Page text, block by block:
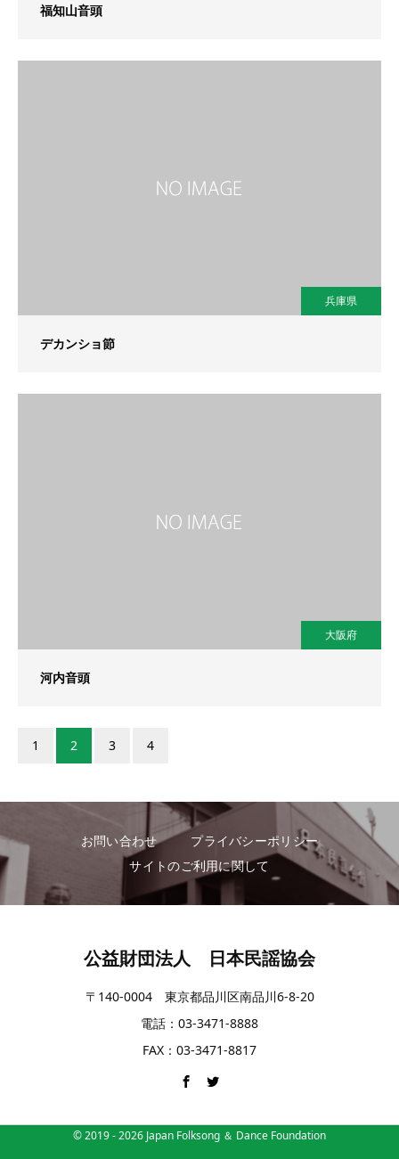
福知山音頭
兵庫県
デカンショ節
大阪府
河内音頭
1 2 3 4
お問い合わせ
プライバシーポリシー
サイトのご利用に関して
公益財団法人 日本民謡協会
〒140-0004 東京都品川区南品川6-8-20
電話：03-3471-8888
FAX：03-3471-8817
© 2019 -2026 Japan Folksong ＆ Dance Foundation